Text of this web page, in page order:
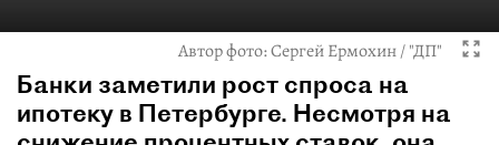
Автор фото:Сергей Ермохин / "ДП"
Банки заметили рост спроса на
ипотеку в Петербурге. Несмотря на